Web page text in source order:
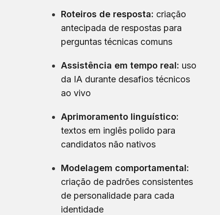
Roteiros de resposta: criação
antecipada de respostas para
perguntas técnicas comuns
Assistência em tempo real: uso
da IA durante desafios técnicos
ao vivo
Aprimoramento linguístico:
textos em inglês polido para
candidatos não nativos
Modelagem comportamental:
criação de padrões consistentes
de personalidade para cada
identidade